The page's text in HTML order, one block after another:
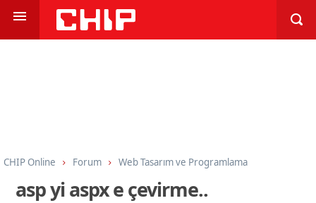
CHIP Online Forum
Web Tasarım ve Programlama
Programlama
asp yi aspx e çevirme..